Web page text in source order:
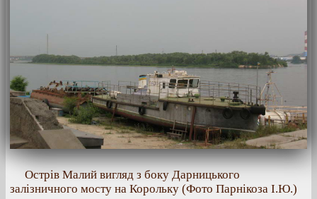
Острів Малий вигляд з боку Дарницького
залізничного мосту на Корольку (Фото Парнікоза І.Ю.)